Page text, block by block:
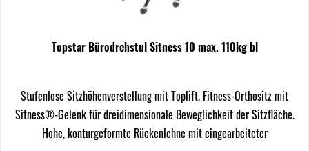
Topstar Bürodrehstul Sitness 10 max. 110kg bl
Stufenlose Sitzhöhenverstellung mit Toplift. Fitness-Orthositz mit
Sitness®-Gelenk für dreidimensionale Beweglichkeit der Sitzfläche.
Hohe, konturgeformte Rückenlehne mit eingearbeiteter